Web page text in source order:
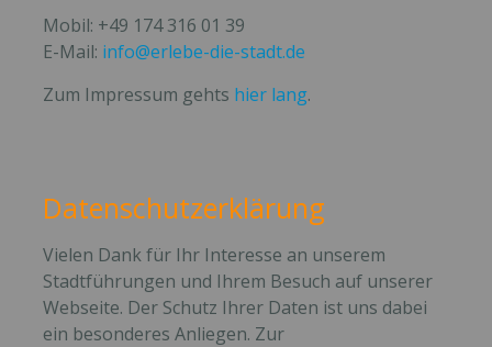
Mobil: +49 174 316 01 39
E-Mail: info@erlebe-die-stadt.de
Zum Impressum gehts hier lang.
Datenschutzerklärung
Vielen Dank für Ihr Interesse an unserem
Stadtführungen und Ihrem Besuch auf unserer
Webseite. Der Schutz Ihrer Daten ist uns dabei
ein besonderes Anliegen. Zur